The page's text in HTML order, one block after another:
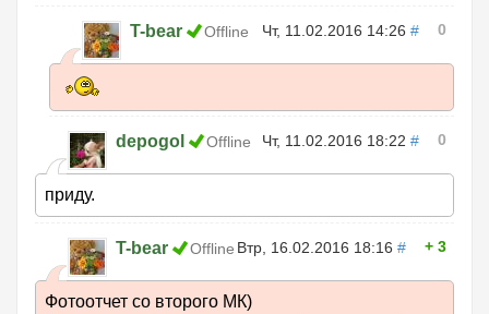
T-bear Offline Чт, 11.02.2016 14:26 # 0
depogol Offline Чт, 11.02.2016 18:22 # 0
приду.
T-bear Offline Втр, 16.02.2016 18:16 # 3
Фотоотчет со второго МК)